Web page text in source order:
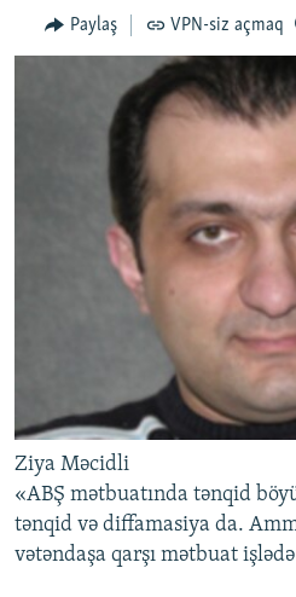
QANUNI DOĞRU
MULTIMEDIA
FOTOQALEREYA
İNFOQRAFIKA
KARIKATURA
RADIO ARXIV
AZƏRBAYCAN ƏDƏBIYYATI
İSLAM VƏ DEMOKRATIYA
İZ - MƏDƏNIYYƏT PROQRAMI
HAQQIMIZDA
MISSIYAMIZ
PEŞƏ ETIKASI VƏ JURNALISTIKA
MATERIALLARIMIZDAN ISTIFADƏ
AZADLIQRADIOSU MOBIL
BIZIMLƏ ƏLAQƏ
XƏBƏR BÜLLETENLƏRIMIZ
RFE/RL-in bütün saytları
Paylaş VPN-siz açmaq
Ziya Məcidli
«ABŞ mətbuatında tənqid
tənqid və diffamasiya da.
vətəndaşa qarşı mətbuat